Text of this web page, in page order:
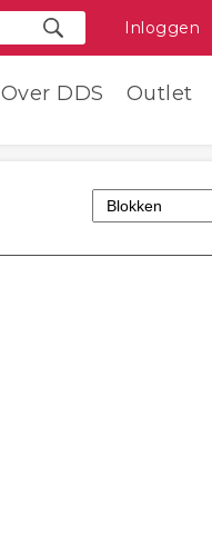
Inloggen
Over DDS Outlet